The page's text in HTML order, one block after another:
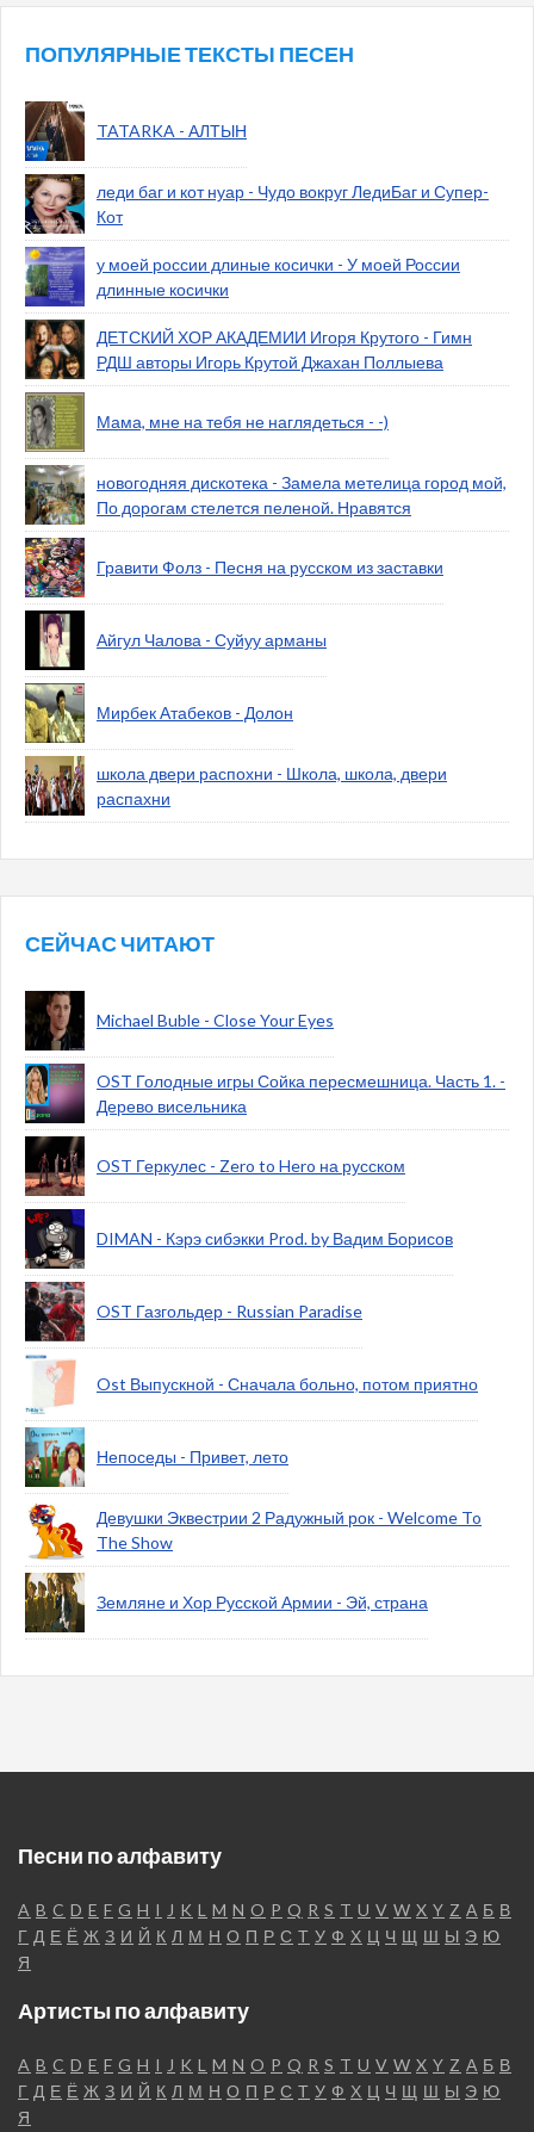
ПОПУЛЯРНЫЕ ТЕКСТЫ ПЕСЕН
TATARKA - АЛТЫН
леди баг и кот нуар - Чудо вокруг ЛедиБаг и Супер-
Кот
у моей россии длиные косички - У моей России
длинные косички
ДЕТСКИЙ ХОР АКАДЕМИИ Игоря Крутого - Гимн
РДШ авторы Игорь Крутой Джахан Поллыева
Мама, мне на тебя не наглядеться - -)
новогодняя дискотека - Замела метелица город мой,
По дорогам стелется пеленой. Нравятся
Гравити Фолз - Песня на русском из заставки
Айгул Чалова - Суйуу арманы
Мирбек Атабеков - Долон
школа двери распохни - Школа, школа, двери
распахни
СЕЙЧАС ЧИТАЮТ
Michael Buble - Close Your Eyes
OST Голодные игры Сойка пересмешница. Часть 1. -
Дерево висельника
OST Геркулес - Zero to Hero на русском
DIMAN - Кэрэ сибэкки Prod. by Вадим Борисов
OST Газгольдер - Russian Paradise
Ost Выпускной - Сначала больно, потом приятно
Непоседы - Привет, лето
Девушки Эквестрии 2 Радужный рок - Welcome To
The Show
Земляне и Хор Русской Армии - Эй, страна
Песни по алфавиту
A B C D E F G H I J K L M N O P Q R S T U V W X Y Z А Б В
Г Д Е Ё Ж З И Й К Л М Н О П Р С Т У Ф Х Ц Ч Щ Ш Ы Э Ю
Я
Артисты по алфавиту
A B C D E F G H I J K L M N O P Q R S T U V W X Y Z А Б В
Г Д Е Ё Ж З И Й К Л М Н О П Р С Т У Ф Х Ц Ч Щ Ш Ы Э Ю
Я